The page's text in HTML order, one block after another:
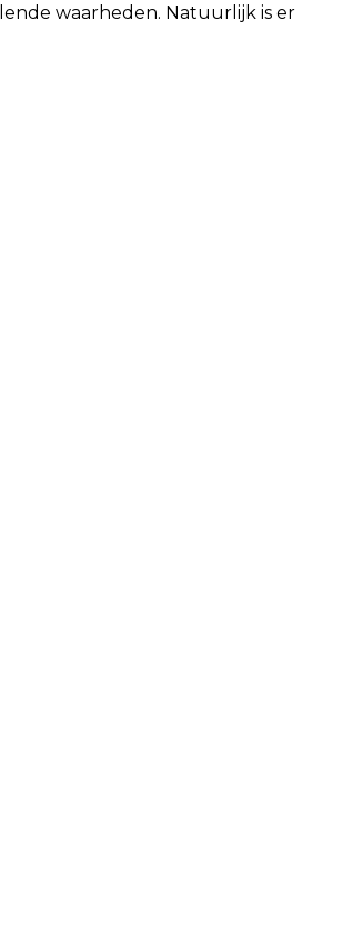
waarheden. Natuurlijk is er